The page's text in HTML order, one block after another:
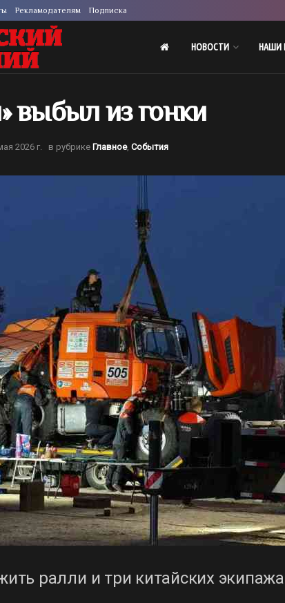
Рекламодателям Подписка
НОВОСТИ НАШИ
выбыл из гонки
2026 г. в рубрике Главное, События
ралли и три китайских